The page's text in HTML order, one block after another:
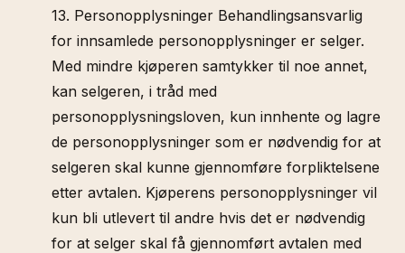
13. Personopplysninger Behandlingsansvarlig
for innsamlede personopplysninger er selger.
Med mindre kjøperen samtykker til noe annet,
kan selgeren, i tråd med
personopplysningsloven, kun innhente og lagre
de personopplysninger som er nødvendig for at
selgeren skal kunne gjennomføre forpliktelsene
etter avtalen. Kjøperens personopplysninger vil
kun bli utlevert til andre hvis det er nødvendig
for at selger skal få gjennomført avtalen med